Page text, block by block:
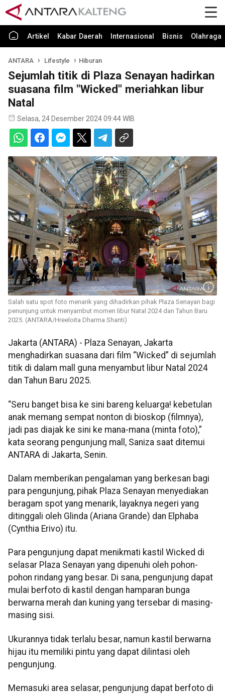
Artikel Kabar Daerah Internasional Bisnis Olahraga
ANTARA Lifestyle Hiburan
Sejumlah titik di Plaza Senayan hadirkan
suasana film "Wicked" meriahkan libur
Natal
Selasa, 24 Desember 2024 09:44 WIB
Salah satu spot foto menarik yang dihadirkan pihak Plaza Senayan bagi
penunjung untuk menyambut momen libur Natal 2024 dan Tahun Baru
2025. (ANTARA/Hreeloita Dharma Shanti)
Jakarta (ANTARA) - Plaza Senayan, Jakarta
menghadirkan suasana dari film “Wicked” di sejumlah
titik di dalam mall guna menyambut libur Natal 2024
dan Tahun Baru 2025.
“Seru banget bisa ke sini bareng keluarga! kebetulan
anak memang sempat nonton di bioskop (filmnya),
jadi pas diajak ke sini ke mana-mana (minta foto),”
kata seorang pengunjung mall, Saniza saat ditemui
ANTARA di Jakarta, Senin.
Dalam memberikan pengalaman yang berkesan bagi
para pengunjung, pihak Plaza Senayan menyediakan
beragam spot yang menarik, layaknya negeri yang
ditinggali oleh Glinda (Ariana Grande) dan Elphaba
(Cynthia Erivo) itu.
Para pengunjung dapat menikmati kastil Wicked di
selasar Plaza Senayan yang dipenuhi oleh pohon-
pohon rindang yang besar. Di sana, pengunjung dapat
mulai berfoto di kastil dengan hamparan bunga
berwarna merah dan kuning yang tersebar di masing-
masing sisi.
Ukurannya tidak terlalu besar, namun kastil berwarna
hijau itu memiliki pintu yang dapat dilintasi oleh
pengunjung.
Memasuki area selasar, pengunjung dapat berfoto di